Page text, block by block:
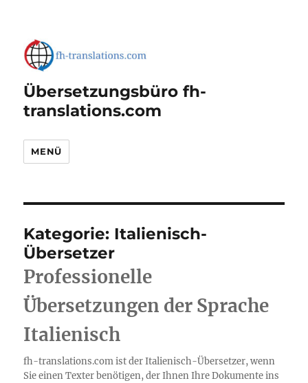
Übersetzungsbüro fh-
translations.com
MENÜ
Kategorie: Italienisch-
Übersetzer
Professionelle
Übersetzungen der Sprache
Italienisch
fh-translations.com ist der Italienisch-Übersetzer, wenn
Sie einen Texter benötigen, der Ihnen Ihre Dokumente ins